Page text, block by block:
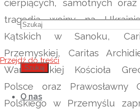
Szukaj
Przejdź do treści
O nas
cierpiących, samotnych
tragedią wojny na
Kątskich w Sanoku,
Przemyskiej, Caritas
Warszawskiej Kościoła
Polsce oraz Prawosławny
Polskiego w Przemyślu